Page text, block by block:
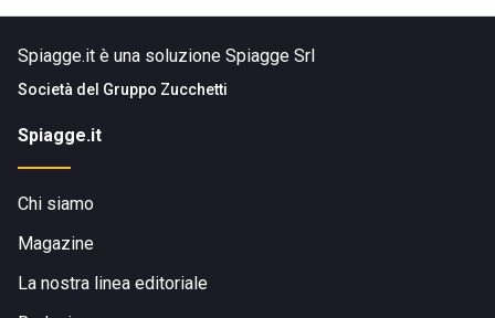
bar sulla spiaggia ideale per fare colazione, rinfrescarsi
durante le giornate di sole, sorseggiare un aperitivo in
DOVE SI TROVA IL LIDO RISTORANTE BAGNO FLORA
Spiagge.it è una soluzione Spiagge Srl
Società del Gruppo Zucchetti
Spiagge.it
Chi siamo
Magazine
La nostra linea editoriale